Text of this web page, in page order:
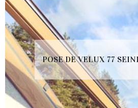
POSE DE VELUX 77